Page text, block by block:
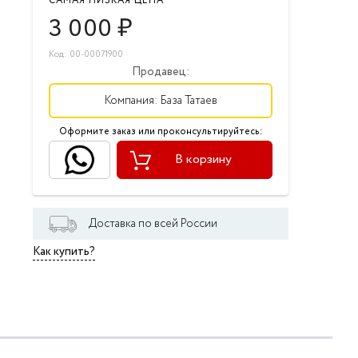
3 000₽
Код: 00-00071900
Продавец:
Компания: База Татаев
Оформите заказ или проконсультируйтесь:
В корзину
Доставка по всей России
Как купить?